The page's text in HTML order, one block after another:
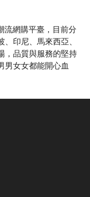
流網購平臺，目前分
印尼、馬來西亞、
，品質與服務的堅持
男女女都能開心血